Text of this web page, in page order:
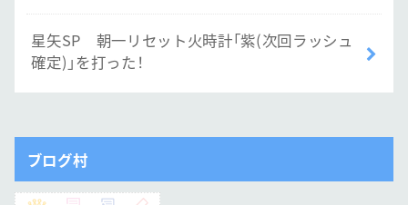
星矢SP 朝一リセット火時計「紫(次回ラッシュ
確定)」を打った！
ブログ村